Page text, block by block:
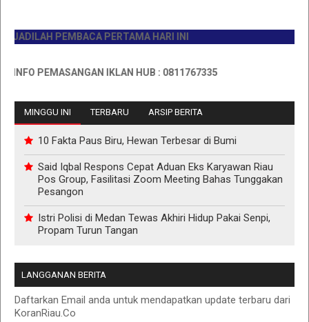
PEMBACA PERTAMA HARI INI
PEMASANGAN IKLAN HUB : 0811767335
MINGGU INI TERBARU ARSIP BERITA
10 Fakta Paus Biru, Hewan Terbesar di Bumi
Said Iqbal Respons Cepat Aduan Eks Karyawan Riau
Pos Group, Fasilitasi Zoom Meeting Bahas Tunggakan
Pesangon
Istri Polisi di Medan Tewas Akhiri Hidup Pakai Senpi,
Propam Turun Tangan
LANGGANAN BERITA
Daftarkan Email anda untuk mendapatkan update terbaru dari
KoranRiau.Co